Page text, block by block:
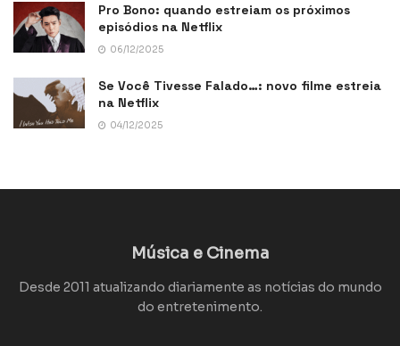
Pro Bono: quando estreiam os próximos
episódios na Netflix
06/12/2025
Se Você Tivesse Falado…: novo filme estreia
na Netflix
04/12/2025
Música e Cinema
Desde 2011 atualizando diariamente as notícias do mundo
do entretenimento.